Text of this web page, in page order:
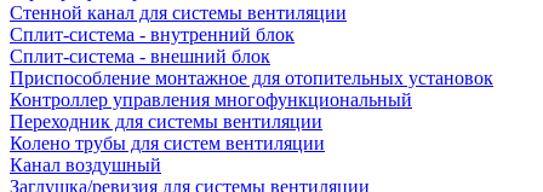
Стенной канал для системы вентиляции
Сплит-система - внутренний блок
Сплит-система - внешний блок
Приспособление монтажное для отопительных установок
Контроллер управления многофункциональный
Переходник для системы вентиляции
Колено трубы для систем вентиляции
Канал воздушный
Заглушка/ревизия для системы вентиляции